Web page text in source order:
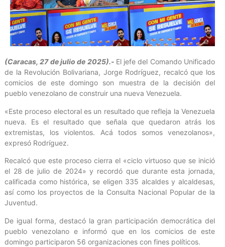
(Caracas, 27 de julio de 2025).- El jefe del Comando Unificado
de la Revolución Bolivariana, Jorge Rodríguez, recalcó que los
comicios de este domingo son muestra de la decisión del
pueblo venezolano de construir una nueva Venezuela.
«Este proceso electoral es un resultado que refleja la Venezuela
nueva. Es el resultado que señala que quedaron atrás los
extremistas, los violentos. Acá todos somos venezolanos»,
expresó Rodríguez.
Recalcó que este proceso cierra el «ciclo virtuoso que se inició
el 28 de julio de 2024» y recordó que durante esta jornada,
calificada como histórica, se eligen 335 alcaldes y alcaldesas,
así como los proyectos de la Consulta Nacional Popular de la
Juventud.
De igual forma, destacó la gran participación democrática del
pueblo venezolano e informó que en los comicios de este
domingo participaron 56 organizaciones con fines políticos.